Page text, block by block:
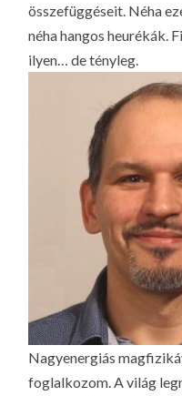
összefüggéseit. Néha
néha hangos heurékák.
ilyen… de tényleg.
Nagyenergiás
foglalkozom. A világ